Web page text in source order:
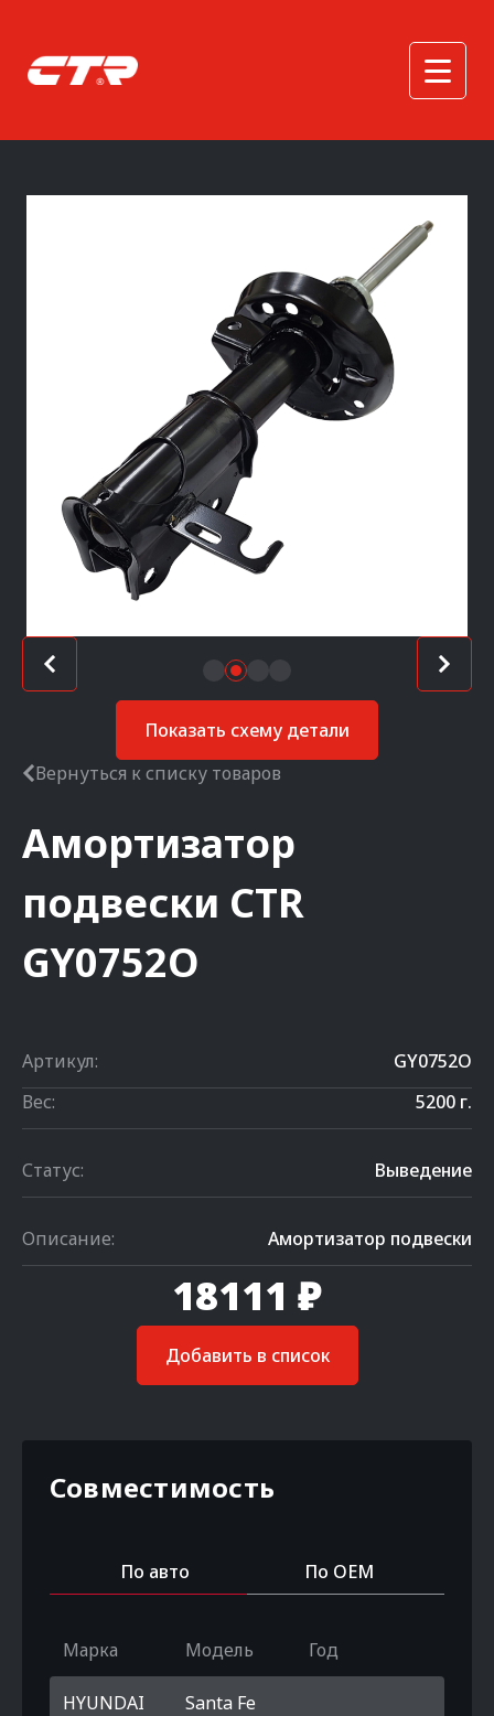
Показать схему детали
Вернуться к списку товаров
Амортизатор
подвески CTR
GY0752O
Артикул:
GY0752O
Вес:
5200 г.
Статус: Выведение
Описание: Амортизатор подвески
18111 ₽
Добавить в список
Совместимость
По авто По OEM
Марка Модель Год
HYUNDAI Santa Fe